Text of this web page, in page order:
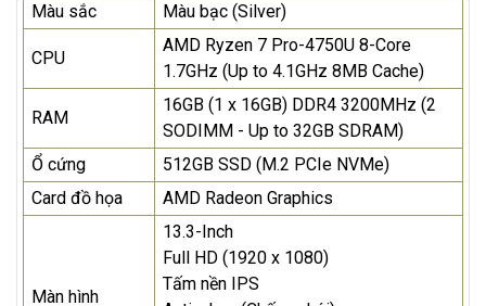
Màu sắc
Màu bạc (Silver)
CPU
AMD Ryzen 7 Pro-4750U 8-Core
1.7GHz (Up to 4.1GHz 8MB Cache)
RAM
16GB (1 x 16GB) DDR4 3200MHz (2
SODIMM - Up to 32GB SDRAM)
Ổ cứng
512GB SSD (M.2 PCIe NVMe)
Card đồ họa
AMD Radeon Graphics
Màn hình
13.3-Inch
Full HD (1920 x 1080)
Tấm nền IPS